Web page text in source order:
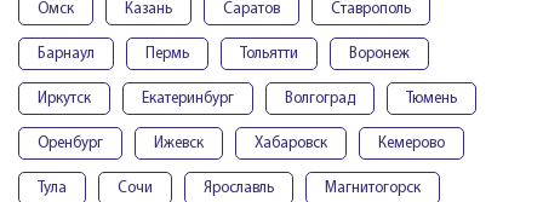
Омск Казань Саратов Ставрополь
Барнаул Пермь Тольятти Воронеж
Иркутск Екатеринбург Волгоград Тюмень
Оренбург Ижевск Хабаровск Кемерово
Тула Сочи Ярославль Магнитогорск